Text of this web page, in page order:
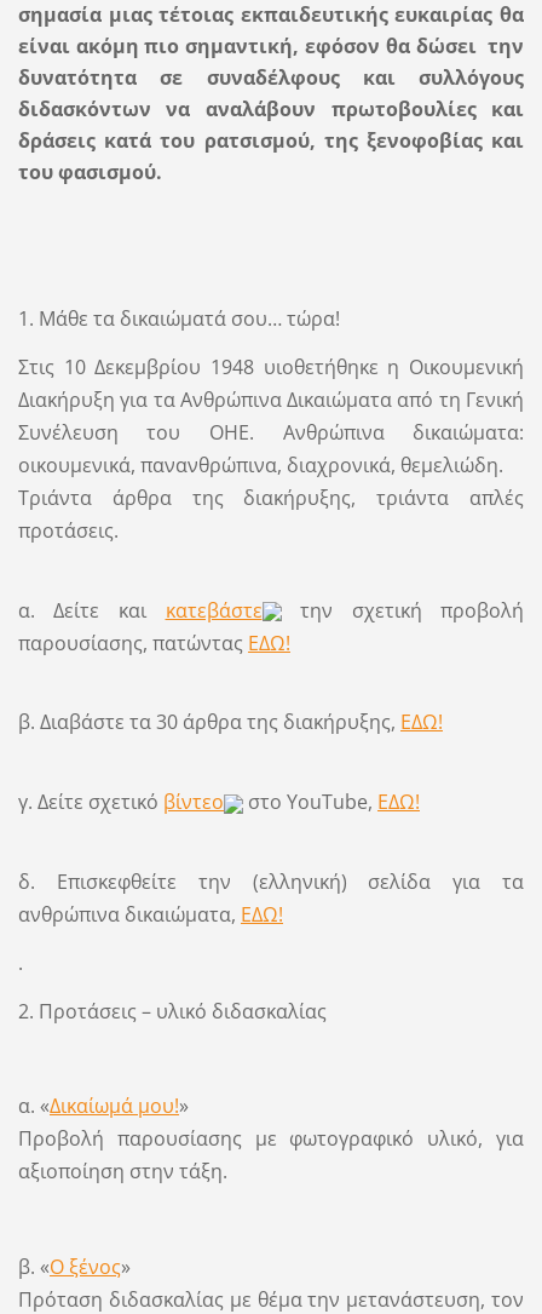
σημασία μιας τέτοιας εκπαιδευτικής ευκαιρίας θα
είναι ακόμη πιο σημαντική, εφόσον θα δώσει την
δυνατότητα σε συναδέλφους και συλλόγους
διδασκόντων να αναλάβουν πρωτοβουλίες και
δράσεις κατά του ρατσισμού, της ξενοφοβίας και
του φασισμού.
1. Μάθε τα δικαιώματά σου… τώρα!
Στις 10 Δεκεμβρίου 1948 υιοθετήθηκε η Οικουμενική
Διακήρυξη για τα Ανθρώπινα Δικαιώματα από τη Γενική
Συνέλευση του ΟΗΕ. Ανθρώπινα δικαιώματα:
οικουμενικά, πανανθρώπινα, διαχρονικά, θεμελιώδη.
Τριάντα άρθρα της διακήρυξης, τριάντα απλές
προτάσεις.
α. Δείτε και κατεβάστε
την σχετική προβολή
παρουσίασης, πατώντας ΕΔΩ!
β. Διαβάστε τα 30 άρθρα της διακήρυξης, ΕΔΩ!
γ. Δείτε σχετικό βίντεο στο YouTube, ΕΔΩ!
δ. Επισκεφθείτε την (ελληνική) σελίδα για τα
ανθρώπινα δικαιώματα, ΕΔΩ!
.
2. Προτάσεις – υλικό διδασκαλίας
α. «Δικαίωμά μου!»
Προβολή παρουσίασης με φωτογραφικό υλικό, για
αξιοποίηση στην τάξη.
β. «Ο ξένος»
Πρόταση διδασκαλίας με θέμα την μετανάστευση, τον